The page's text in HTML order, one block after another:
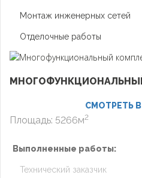
Монтаж инженерных сетей
Отделочные работы
СМОТРЕТЬ
Площадь: 5266м2
Выполненные работы:
Технический заказчик